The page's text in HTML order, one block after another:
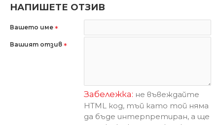
НАПИШЕТЕ ОТЗИВ
Вашето име
Вашият отзив
Забележка: не въвеждайте
HTML код, тъй като той няма
да бъде интерпретиран, а ще